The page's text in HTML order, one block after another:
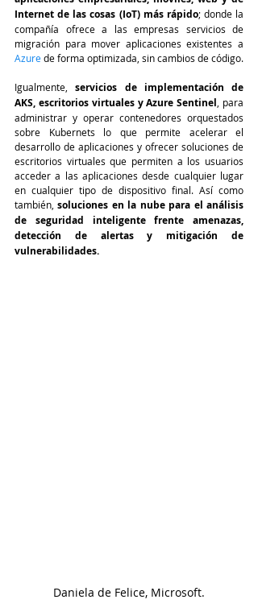
Internet de las cosas (IoT) más rápido; donde la
compañía ofrece a las empresas servicios de
migración para mover aplicaciones existentes a
Azure de forma optimizada, sin cambios de código.
Igualmente, servicios de implementación de
AKS, escritorios virtuales y Azure Sentinel, para
administrar y operar contenedores orquestados
sobre Kubernets lo que permite acelerar el
desarrollo de aplicaciones y ofrecer soluciones de
escritorios virtuales que permiten a los usuarios
acceder a las aplicaciones desde cualquier lugar
en cualquier tipo de dispositivo final. Así como
también, soluciones en la nube para el análisis
de seguridad inteligente frente amenazas,
detección de alertas y mitigación de
vulnerabilidades.
Daniela de Felice, Microsoft.